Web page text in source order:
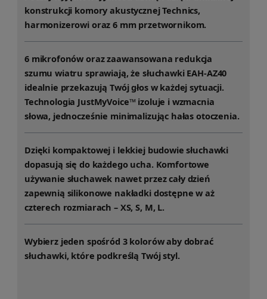
konstrukcji komory akustycznej Technics,
harmonizerowi oraz 6 mm przetwornikom.
6 mikrofonów oraz zaawansowana redukcja
szumu wiatru sprawiają, że słuchawki EAH-AZ40
idealnie przekazują Twój głos w każdej sytuacji.
Technologia JustMyVoice™ izoluje i wzmacnia
słowa, jednocześnie minimalizując hałas otoczenia.
Dzięki kompaktowej i lekkiej budowie słuchawki
dopasują się do każdego ucha. Komfortowe
używanie słuchawek nawet przez cały dzień
zapewnią silikonowe nakładki dostępne w aż
czterech rozmiarach – XS, S, M, L.
Wybierz jeden spośród 3 kolorów aby dobrać
słuchawki, które podkreślą Twój styl.